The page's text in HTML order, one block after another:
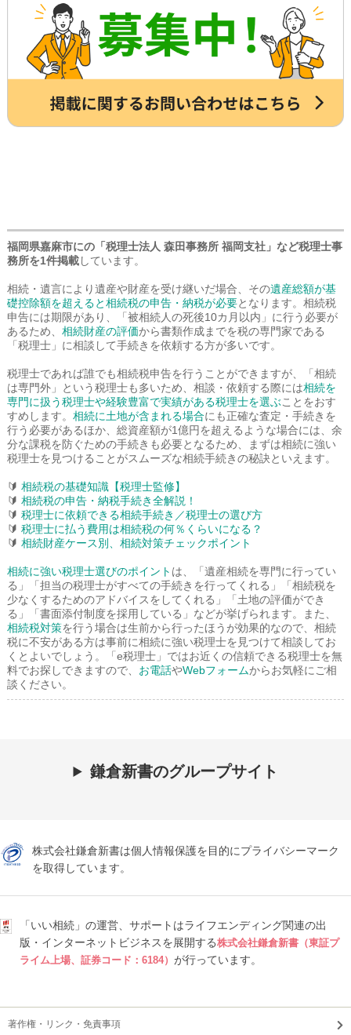
福岡県嘉麻市にの「税理士法人 森田事務所 福岡支社」など税理士事
務所を1件掲載しています。
相続・遺言により遺産や財産を受け継いだ場合、その遺産総額が基
礎控除額を超えると相続税の申告・納税が必要となります。相続税
申告には期限があり、「被相続人の死後10カ月以内」に行う必要が
あるため、 相続財産の評価から書類作成までを税の専門家である
「税理士」に相談して手続きを依頼する方が多いです。
税理士であれば誰でも相続税申告を行うことができますが、「相続
は専門外」という税理士も多いため、相談・依頼する際には相続を
専門に扱う税理士や経験豊富で実績がある税理士を選ぶことをおす
すめします。 相続に土地が含まれる場合にも正確な査定・手続きを
行う必要があるほか、総資産額が1億円を超えるような場合には、余
分な課税を防ぐための手続きも必要となるため、まずは相続に強い
税理士を見つけることがスムーズな相続手続きの秘訣といえます。
🔰 相続税の基礎知識【税理士監修】
🔰 相続税の申告・納税手続き全解説！
🔰 税理士に依頼できる相続手続き／税理士の選び方
🔰 税理士に払う費用は相続税の何％くらいになる？
🔰 相続財産ケース別、相続対策チェックポイント
相続に強い税理士選びのポイント は、「遺産相続を専門に行ってい
る」「担当の税理士がすべての手続きを行ってくれる」「相続税を
少なくするためのアドバイスをしてくれる」「土地の評価ができ
る」「書面添付制度を採用している」などが挙げられます。また、
相続税対策を行う場合は生前から行ったほうが効果的なので、相続
税に不安がある方は事前に相続に強い税理士を見つけて相談してお
くとよいでしょう。「e税理士」ではお近くの信頼できる税理士を無
料でお探しできますので、 お電話やWebフォームからお気軽にご相
談ください。
鎌倉新書のグループサイト
株式会社鎌倉新書は個人情報保護を目的にプライバシーマーク
を取得しています。
「いい相続」の運営、サポートはライフエンディング関連の出
版・インターネットビジネスを展開する株式会社鎌倉新書（東証プ
ライム上場、証券コード：6184） が行っています。
著作権・リンク・免責事項